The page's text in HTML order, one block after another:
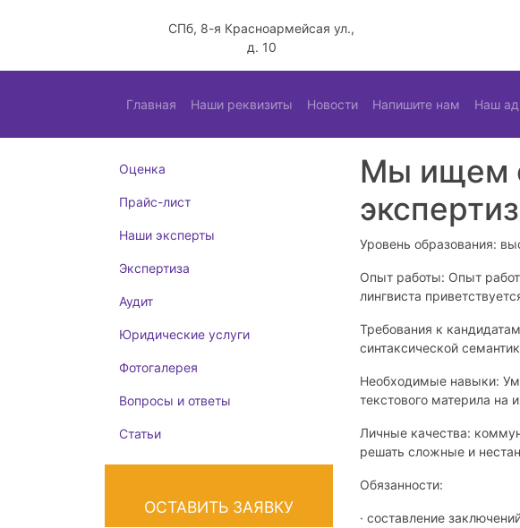
СПб, 8-я Красноармейсая ул.,
д. 10
Главная Наши реквизиты Новости Напишите нам Наш
Оценка
Прайс-лист
Наши эксперты
Экспертиза
Аудит
Юридические услуги
Фотогалерея
Вопросы и ответы
Статьи
ОСТАВИТЬ ЗАЯВКУ
Мы ищем
экспертиз
Уровень образования:
Опыт работы: Опыт
лингвиста
Требования к
синтаксической
Необходимые навыки:
текстового материла на
Личные качества:
решать сложные и
Обязанности:
· составление